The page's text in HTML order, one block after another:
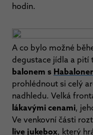
hodin.
A co bylo možné
degustace jídla a pití
balonem s
prohlédnout si celý
nadhledu. Velká
lákavými cenami,
Ve venkovní části
live jukebox, který